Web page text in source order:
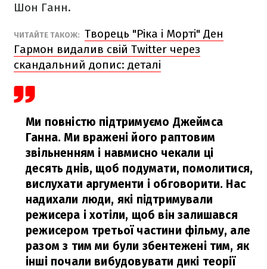
Шон Ганн.
ЧИТАЙТЕ ТАКОЖ: Творець "Ріка і Морті" Ден
Гармон видалив свій Twitter через
скандальний допис: деталі
Ми повністю підтримуємо Джеймса
Ганна. Ми вражені його раптовим
звільненням і навмисно чекали ці
десять днів, щоб подумати, помолитися,
вислухати аргументи і обговорити. Нас
надихали люди, які підтримували
режисера і хотіли, щоб він залишався
режисером третьої частини фільму, але
разом з тим ми були збентежені тим, як
інші почали вибудовувати дикі теорії